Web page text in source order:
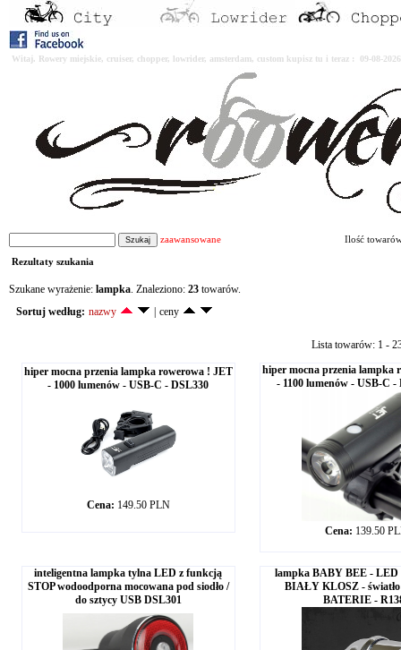
Witaj. Rowery miejskie, cruiser, chopper, lowrider, amsterdam, custom kupisz tu i teraz : 09-08-
zaawansowane Ilość
Rezultaty szukania
Szukane wyrażenie: lampka. Znaleziono: 23 towarów.
Sortuj według: nazwy ceny
Lista towarów: 1 -
hiper mocna przenia lampka rowerowa ! JET
- 1000 lumenów - USB-C - DSL330
Cena: 149.50 PLN
hiper mocna przenia lampka
- 1100 lumenów - USB-C -
Cena: 139.50
inteligentna lampka tylna LED z funkcją
STOP wodoodporna mocowana pod siodło /
do sztycy USB DSL301
lampka BABY BEE -
BIAŁY KLOSZ - światło
BATERIE -